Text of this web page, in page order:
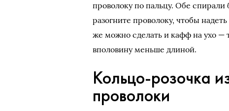
проволоку по пальцу. Обе спирали
разогните проволоку, чтобы
же можно сделать и кафф на ухо —
вполовину меньше длиной.
Кольцо-розочка
проволоки